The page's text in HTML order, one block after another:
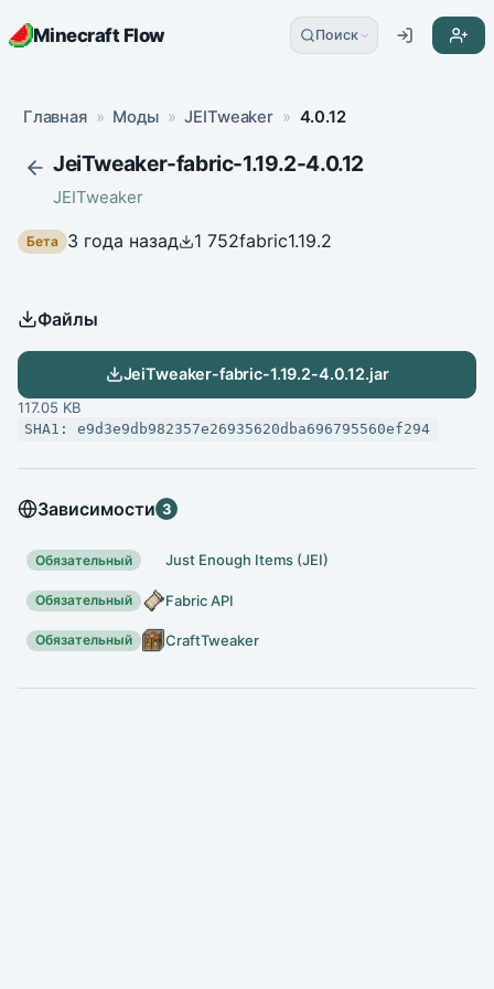
Minecraft Flow Поиск
Главная » Моды » JEITweaker » 4.0.12
JeiTweaker-fabric-1.19.2-4.0.12
JEITweaker
Бета 3 года назад 1 752fabric1.19.2
Файлы
JeiTweaker-fabric-1.19.2-4.0.12.jar
117.05 KB
SHA1: e9d3e9db982357e26935620dba696795560ef294
Зависимости 3
Обязательный Just Enough Items (JEI)
Обязательный Fabric API
Обязательный CraftTweaker